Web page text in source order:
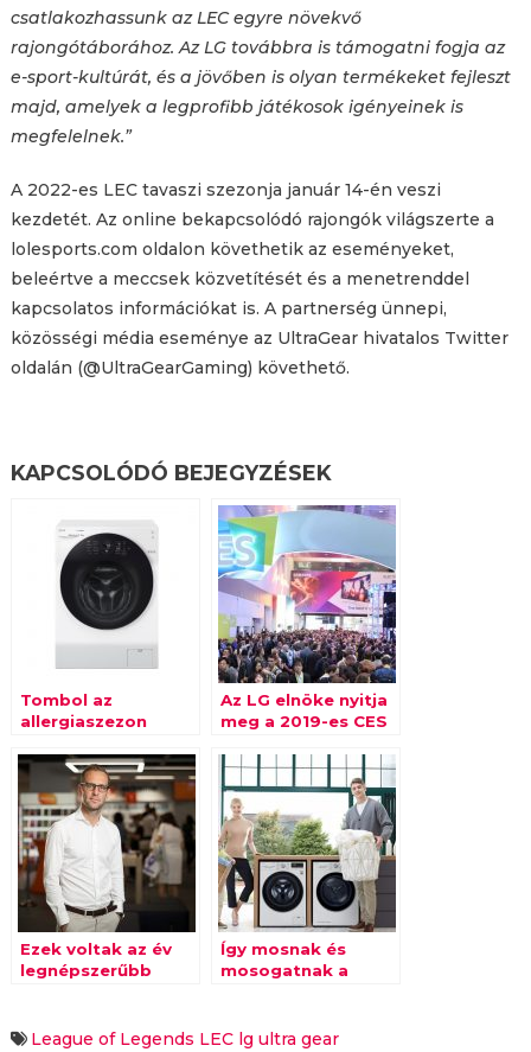
csatlakozhassunk az LEC egyre növekvő
rajongótáborához. Az LG továbbra is támogatni fogja az
e-sport-kultúrát, és a jövőben is olyan termékeket fejleszt
majd, amelyek a legprofibb játékosok igényeinek is
megfelelnek.”
A 2022-es LEC tavaszi szezonja január 14-én veszi
kezdetét. Az online bekapcsolódó rajongók világszerte a
lolesports.com oldalon követhetik az eseményeket,
beleértve a meccsek közvetítését és a menetrenddel
kapcsolatos információkat is. A partnerség ünnepi,
közösségi média eseménye az UltraGear hivatalos Twitter
oldalán (@UltraGearGaming) követhető.
KAPCSOLÓDÓ BEJEGYZÉSEK
Tombol az
allergiaszezon
Az LG elnöke nyitja
meg a 2019-es CES
Ezek voltak az év
legnépszerűbb
Így mosnak és
mosogatnak a
League of Legends LEC lg ultra gear